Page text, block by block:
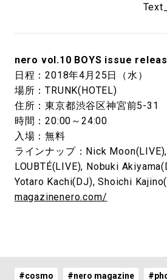
nero vol.10 BOYS issue
日程：2018年4月25日（水）
場所：TRUNK(HOTEL)
住所：東京都渋谷区神宮前5-31
時間：20:00～24:00
入場：無料
ラインナップ：Nick
LOUBTÉ(LIVE), Nobuki
Yotaro Kachi(DJ), Shoichi
magazinenero.com/
#cosmo #nero magazine